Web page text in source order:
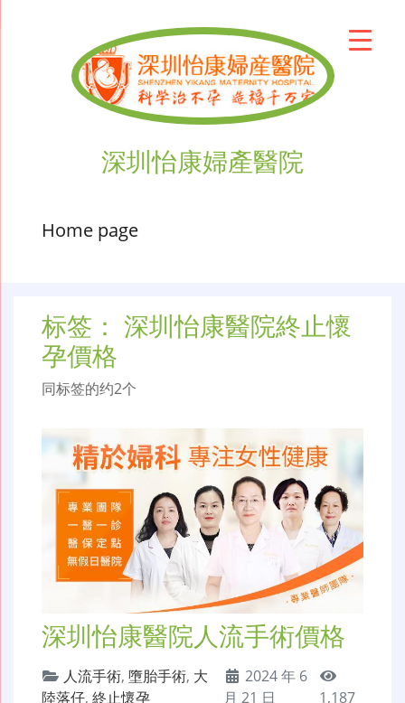
深圳怡康婦產醫院
Home page
标签： 深圳怡康醫院終止懷
孕價格
同标签的约2个
深圳怡康醫院人流手術價格
人流手術, 墮胎手術, 大
陸落仔, 終止懷孕
2024 年 6
月 21 日
1,187